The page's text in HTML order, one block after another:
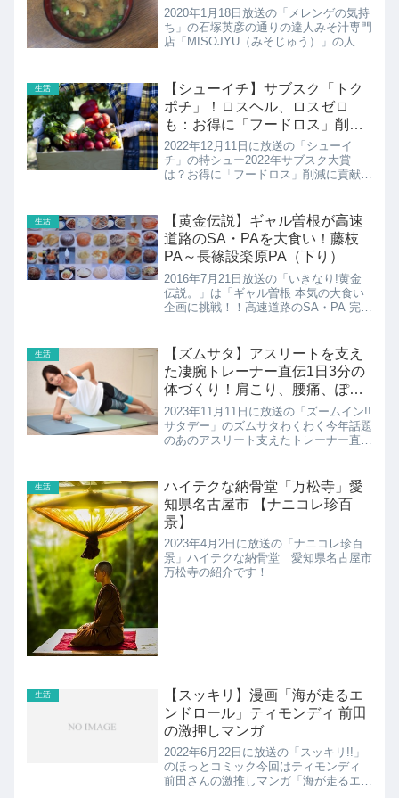
ピ！
2020年1月18日放送の「メレンゲの気持
ち」の石塚英彦の通りの達人みそ汁専門
店「MISOJYU（みそじゅう）」の人気
生活
【シューイチ】サブスク「トク
ポチ」！ロスヘル、ロスゼロ
も：お得に「フードロス」削減
に貢献
2022年12月11日に放送の「シューイ
チ」の特シュー2022年サブスク大賞
は？お得に「フードロス」削減に貢献こ
生活
【黄金伝説】ギャル曽根が高速
道路のSA・PAを大食い！藤枝
PA～長篠設楽原PA（下り）
2016年7月21日放送の「いきなり!黄金
伝説。」は「ギャル曽根 本気の大食い
企画に挑戦！！高速道路のSA・PA 完全
の働く店以外から選んだここに来たら絶
対に食べて...
生活
【ズムサタ】アスリートを支え
た凄腕トレーナー直伝1日3分の
体づくり！肩こり、腰痛、ぽっ
こりお腹、美尻
2023年11月11日に放送の「ズームイン!!
サタデー」のズムサタわくわく今年話題
のあのアスリート支えたトレーナー直
善“ねじりのばし”松田力也選手のトレー
ナーの佐藤義人さん...
生活
ハイテクな納骨堂「万松寺」愛
知県名古屋市 【ナニコレ珍百
景】
2023年4月2日に放送の「ナニコレ珍百
景」ハイテクな納骨堂 愛知県名古屋市
万松寺の紹介です！
生活
【スッキリ】漫画「海が走るエ
ンドロール」ティモンディ 前田
の激押しマンガ
2022年6月22日に放送の「スッキリ!!」
のほっとコミック今回はティモンディ
前田さんの激推しマンガ「海が走るエン